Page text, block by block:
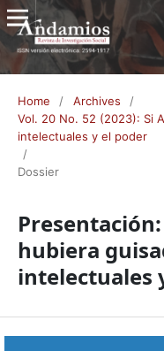
Home / Archives
/
Vol. 20 No. 52 (2023): Si
intelectuales y el poder
/
Dossier
hubiera
intelectuales